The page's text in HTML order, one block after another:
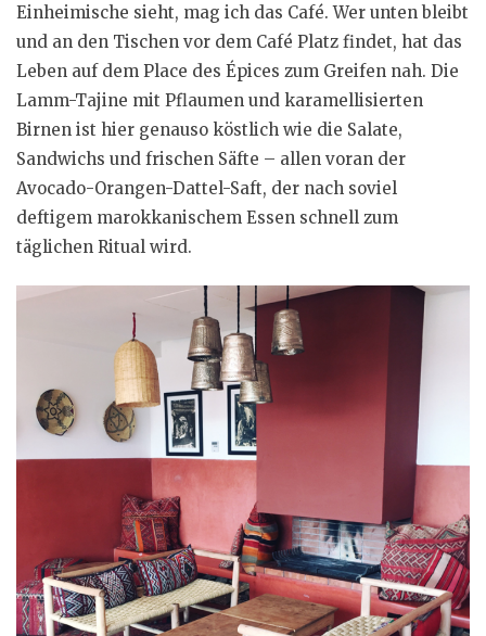
Einheimische sieht, mag ich das Café. Wer unten bleibt
und an den Tischen vor dem Café Platz findet, hat das
Leben auf dem Place des Épices zum Greifen nah. Die
Lamm-Tajine mit Pflaumen und karamellisierten
Birnen ist hier genauso köstlich wie die Salate,
Sandwichs und frischen Säfte – allen voran der
Avocado-Orangen-Dattel-Saft, der nach soviel
deftigem marokkanischem Essen schnell zum
täglichen Ritual wird.